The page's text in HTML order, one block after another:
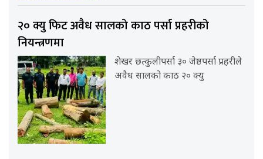
२० क्यु फिट अवैध सालको काठ पर्सा प्रहरीको
नियन्त्रणमा
शेखर छत्कुलीपर्सा ३० जेष्ठपर्सा प्रहरीले
अवैध सालको काठ २० क्यु